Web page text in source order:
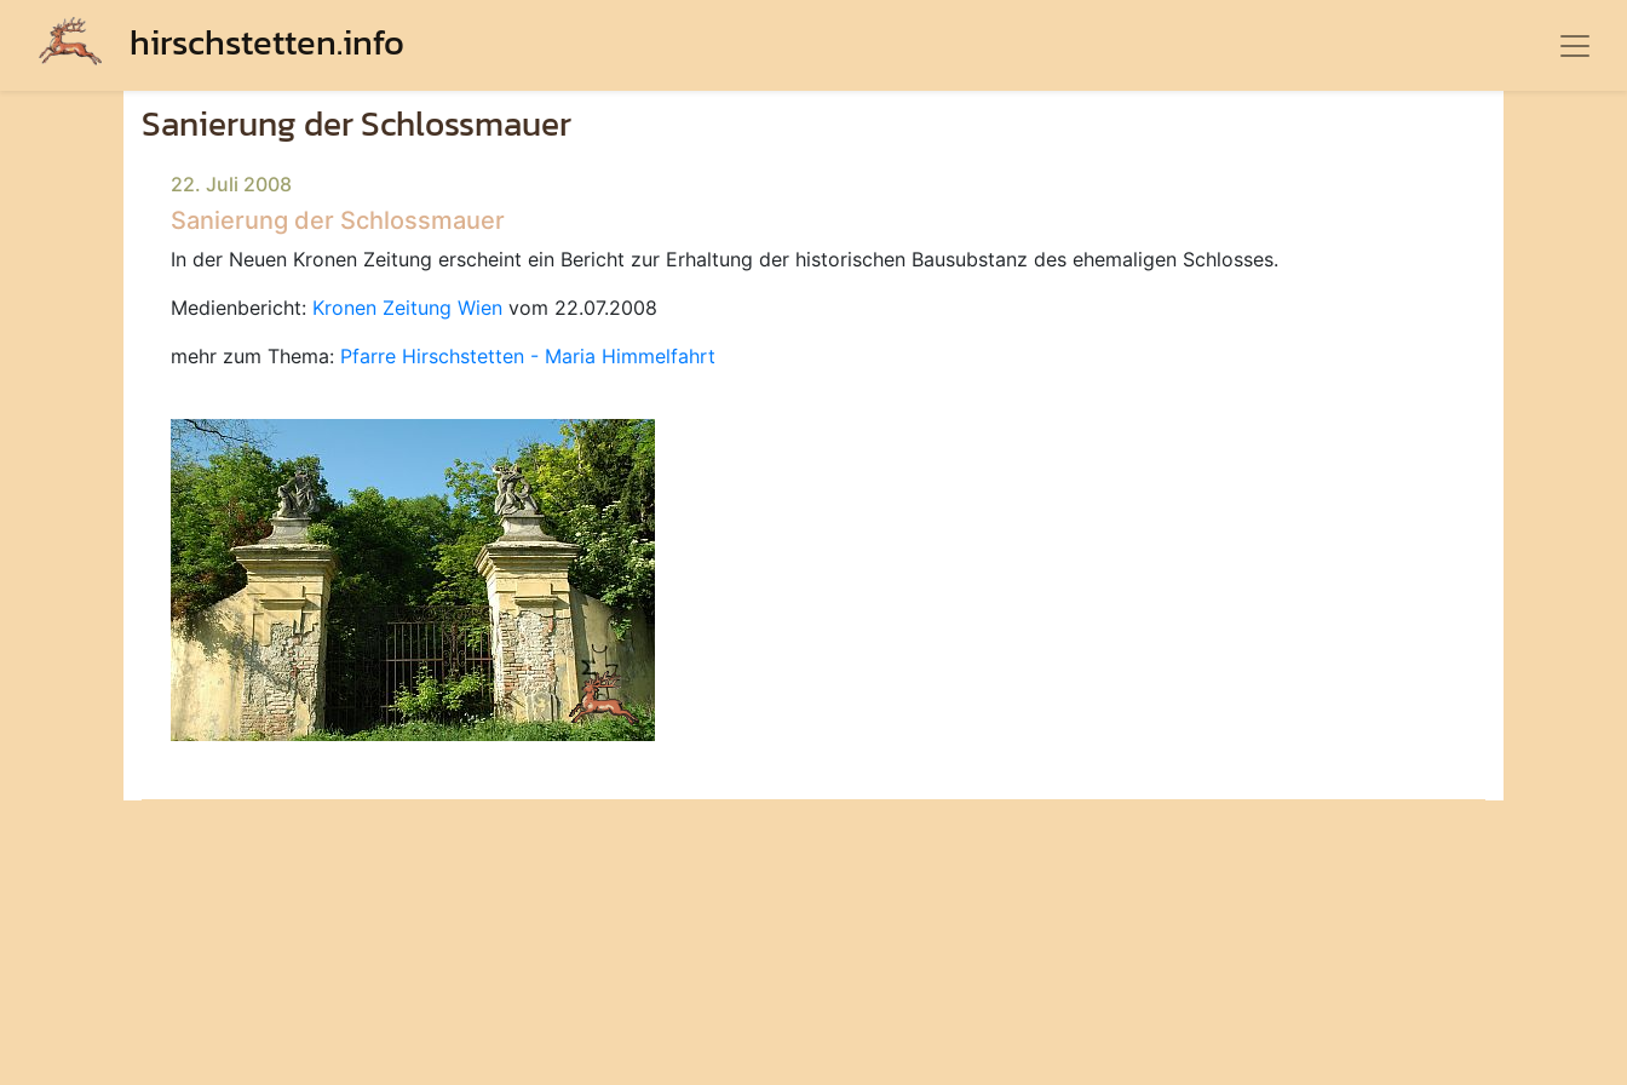
hirschstetten.info
Sanierung der Schlossmauer
22. Juli 2008
Sanierung der Schlossmauer
In der Neuen Kronen Zeitung erscheint ein Bericht zur Erhaltung der historischen Bausubstanz des ehemaligen Schlosses.
Medienbericht: Kronen Zeitung Wien vom 22.07.2008
mehr zum Thema: Pfarre Hirschstetten - Maria Himmelfahrt